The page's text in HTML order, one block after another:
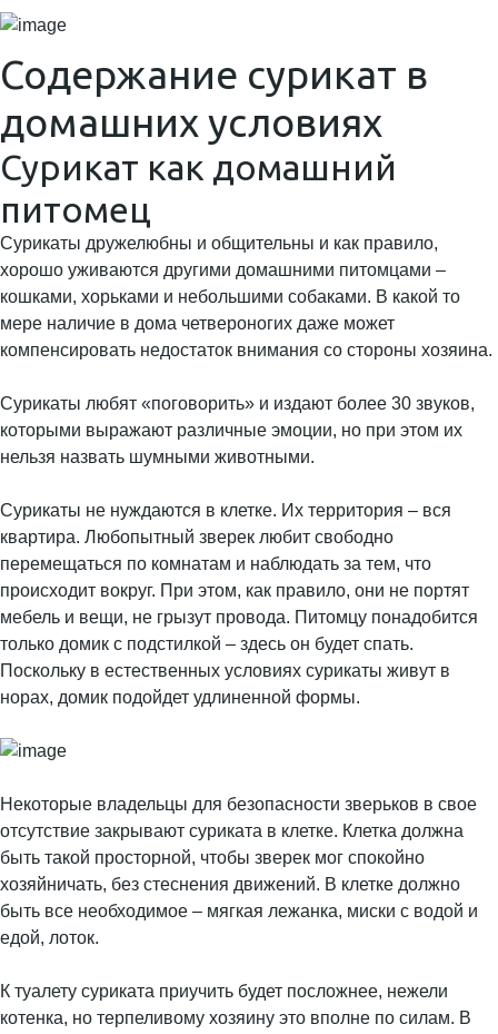
Содержание сурикат в
домашних условиях
Сурикат как домашний
питомец
Сурикаты дружелюбны и общительны и как правило,
хорошо уживаются другими домашними питомцами –
кошками, хорьками и небольшими собаками. В какой то
мере наличие в дома четвероногих даже может
компенсировать недостаток внимания со стороны хозяина.
Сурикаты любят «поговорить» и издают более 30 звуков,
которыми выражают различные эмоции, но при этом их
нельзя назвать шумными животными.
Сурикаты не нуждаются в клетке. Их территория – вся
квартира. Любопытный зверек любит свободно
перемещаться по комнатам и наблюдать за тем, что
происходит вокруг. При этом, как правило, они не портят
мебель и вещи, не грызут провода. Питомцу понадобится
только домик с подстилкой – здесь он будет спать.
Поскольку в естественных условиях сурикаты живут в
норах, домик подойдет удлиненной формы.
Некоторые владельцы для безопасности зверьков в свое
отсутствие закрывают суриката в клетке. Клетка должна
быть такой просторной, чтобы зверек мог спокойно
хозяйничать, без стеснения движений. В клетке должно
быть все необходимое – мягкая лежанка, миски с водой и
едой, лоток.
К туалету суриката приучить будет посложнее, нежели
котенка, но терпеливому хозяину это вполне по силам. В